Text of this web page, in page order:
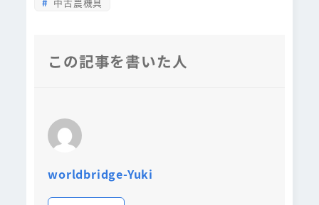
この記事を書いた人
worldbridge-Yuki